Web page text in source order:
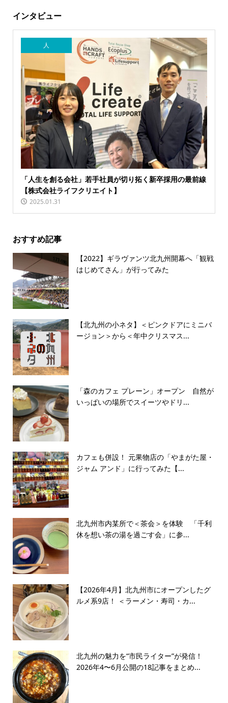
インタビュー
人
「人生を創る会社」若手社員が切り拓く新卒採用の最前線
【株式会社ライフクリエイト】
2025.01.31
おすすめ記事
【2022】ギラヴァンツ北九州開幕へ「観戦
はじめてさん」が行ってみた
【北九州の小ネタ】＜ピンクドアにミニバ
ージョン＞から＜年中クリスマス...
「森のカフェ プレーン」オープン 自然が
いっぱいの場所でスイーツやドリ...
カフェも併設！ 元果物店の「やまがた屋・
ジャム アンド」に行ってみた【...
北九州市内某所で＜茶会＞を体験 「千利
休を想い茶の湯を過ごす会」に参...
【2026年4月】北九州市にオープンしたグ
ルメ系9店！ ＜ラーメン・寿司・カ...
北九州の魅力を“市民ライター”が発信！
2026年4〜6月公開の18記事をまとめ...